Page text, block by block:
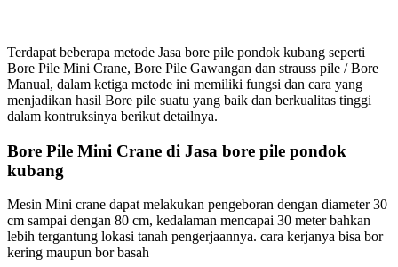
Terdapat beberapa metode Jasa bore pile pondok kubang seperti
Bore Pile Mini Crane, Bore Pile Gawangan dan strauss pile / Bore
Manual, dalam ketiga metode ini memiliki fungsi dan cara yang
menjadikan hasil Bore pile suatu yang baik dan berkualitas tinggi
dalam kontruksinya berikut detailnya.
Bore Pile Mini Crane di Jasa bore pile pondok
kubang
Mesin Mini crane dapat melakukan pengeboran dengan diameter 30
cm sampai dengan 80 cm, kedalaman mencapai 30 meter bahkan
lebih tergantung lokasi tanah pengerjaannya. cara kerjanya bisa bor
kering maupun bor basah